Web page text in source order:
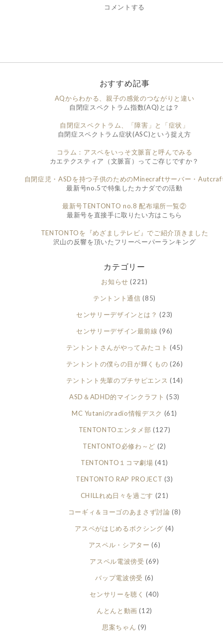
コメントする
おすすめ記事
AQからわかる、親子の感覚のつながりと違い
自閉症スペクトラム指数(AQ)とは？
自閉症スペクトラム、「障害」と「症状」
自閉症スペクトラム症状(ASC)という捉え方
コラム：アスペをいっそ文脈盲と呼んでみる
カエテクスティア（文脈盲）ってご存じですか？
自閉症児・ASDを持つ子供のためのMinecraftサーバー・
最新号no.5で特集したカナダでの活動
最新号TENTONTO no.8 配布場所一覧②
最新号を直接手に取りたい方はこちら
TENTONTOを『めざましテレビ』でご紹介頂きました
沢山の反響を頂いたフリーペーパーランキング
カテゴリー
お知らせ (221)
テントント通信 (85)
センサリーデザインとは？ (23)
センサリーデザイン最前線 (96)
テントントさんがやってみたコト (45)
テントントの僕らの目が輝くもの (26)
テントント先輩のプチサピエンス (14)
ASD＆ADHD的マインクラフト (53)
MC Yutaniのradio情報デスク (61)
TENTONTOエンタメ部 (127)
TENTONTO必修わ～ど (2)
TENTONTO１コマ劇場 (41)
TENTONTO RAP PROJECT (3)
CHILLれぬ日々を過ごす (21)
コーギィ＆ヨーゴのあまさず討論 (8)
アスペがはじめるボクシング (4)
アスペル・シアター (6)
アスペル電波傍受 (69)
バップ電波傍受 (6)
センサリーを聴く (40)
んとんと動画 (12)
思案ちゃん (9)